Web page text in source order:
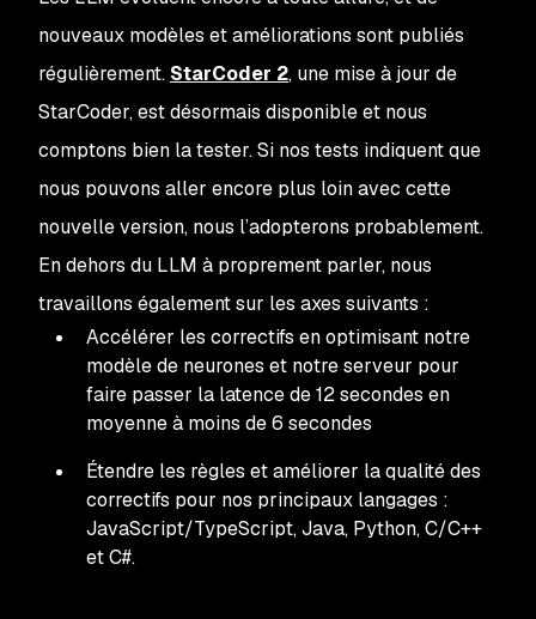
nouveaux modèles et améliorations sont publiés
régulièrement. StarCoder 2, une mise à jour de
StarCoder, est désormais disponible et nous
comptons bien la tester. Si nos tests indiquent que
nous pouvons aller encore plus loin avec cette
nouvelle version, nous l’adopterons probablement.
En dehors du LLM à proprement parler, nous
travaillons également sur les axes suivants :
Accélérer les correctifs en optimisant notre
modèle de neurones et notre serveur pour
faire passer la latence de 12 secondes en
moyenne à moins de 6 secondes
Étendre les règles et améliorer la qualité des
correctifs pour nos principaux langages :
JavaScript/TypeScript, Java, Python, C/C++
et C#.